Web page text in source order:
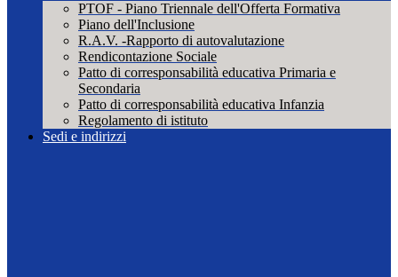
PTOF - Piano Triennale dell'Offerta Formativa
Piano dell'Inclusione
R.A.V. -Rapporto di autovalutazione
Rendicontazione Sociale
Patto di corresponsabilità educativa Primaria e
Secondaria
Patto di corresponsabilità educativa Infanzia
Regolamento di istituto
Sedi e indirizzi